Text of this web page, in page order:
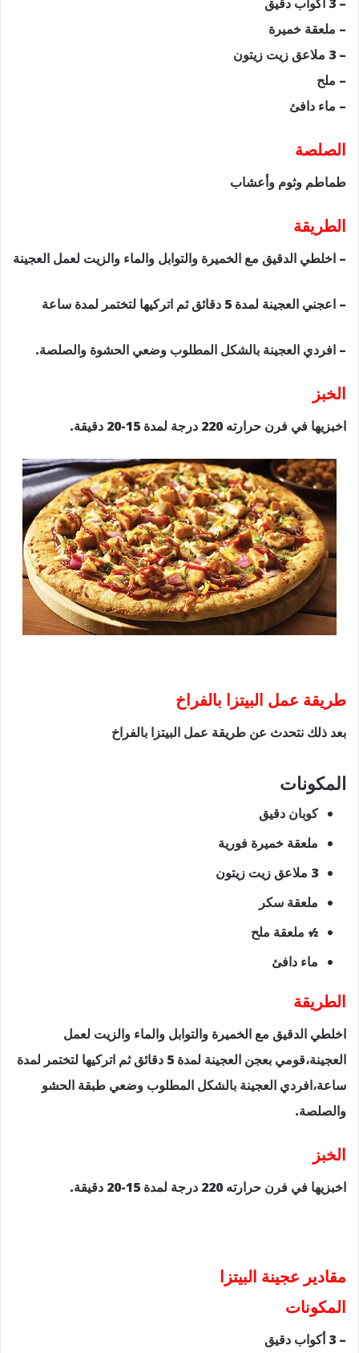
– ملعقة خميرة
– 3 ملاعق زيت زيتون
– ملح
– ماء دافئ
الصلصة
طماطم وثوم وأعشاب
الطريقة
– اخلطي الدقيق مع الخميرة والتوابل والماء والزيت لعمل العجينة
– اعجني العجينة لمدة 5 دقائق ثم اتركيها لتختمر لمدة ساعة
– افردي العجينة بالشكل المطلوب وضعي الحشوة والصلصة.
الخبز
اخبزيها في فرن حرارته 220 درجة لمدة 15-20 دقيقة.
طريقة عمل البيتزا بالفراخ
بعد ذلك نتحدث عن طريقة عمل البيتزا بالفراخ
المكونات
كوبان دقيق
ملعقة خميرة فورية
3 ملاعق زيت زيتون
ملعقة سكر
1⁄2 ملعقة ملح
ماء دافئ
الطريقة
اخلطي الدقيق مع الخميرة والتوابل والماء والزيت لعمل
العجينة،قومي بعجن العجينة لمدة 5 دقائق ثم اتركيها لتختمر لمدة
ساعة،افردي العجينة بالشكل المطلوب وضعي طبقة الحشو
والصلصة.
الخبز
اخبزيها في فرن حرارته 220 درجة لمدة 15-20 دقيقة.
مقادير عجينة البيتزا
المكونات
– 3 أكواب دقيق